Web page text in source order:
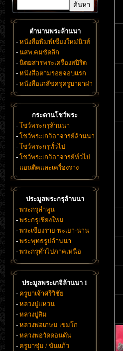
ตำนานพระล้านนา
- หนังสือพิมพ์เชียงใหม่นิวส์
- นสพ.คมชัดลึก
- นิตยสารพระเครื่องสปิริต
- หนังสือตามรอยจอบแรก
- หนังสือเภสัชครุครูบาผาผ่า
กระดานโชว์พระ
- โชว์พระกรุล้านนา
- โชว์พระเกจิอาจารย์ล้านนา
- โชว์พระกรุทั่วไป
- โชว์พระเกจิอาจารย์ทั่วไป
- แอนติคและเครื่องราง
ประมูลพระกรุล้านนา
- พระกรุลำพูน
- พระกรุเชียงใหม่
- พระเชียงราย-พะเยา-น่าน
- พระพุทธรูปล้านนา
- พระกรุทั่วไปภาคเหนือ
ประมูลพระเกจิล้านนา 1
- ครูบาเจ้าศรีวิชัย
- หลวงปู่แหวน
- หลวงปู่สิม
- หลวงพ่อเกษม เขมโก
- หลวงพ่อวัดดอนตัน
- ครูบาชุ่ม / ขันแก้ว